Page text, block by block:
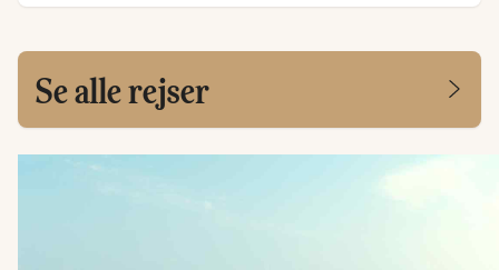
Se alle rejser